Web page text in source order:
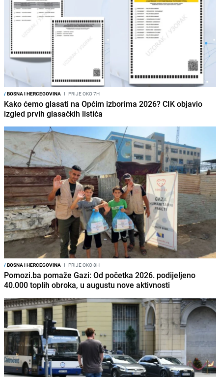
/BOSNA I HERCEGOVINA I PRIJE OKO 7H
Kako ćemo glasati na Općim izborima 2026? CIK objavio
izgled prvih glasačkih listića
/BOSNA I HERCEGOVINA I PRIJE OKO 8H
Pomozi.ba pomaže Gazi: Od početka 2026. podijeljeno
40.000 toplih obroka, u augustu nove aktivnosti